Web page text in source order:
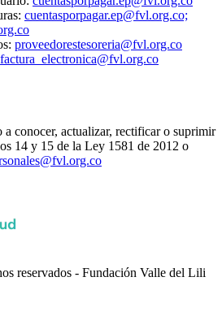
cuentasporpagar.ep@fvl.org.co;
proveedorestesoreria@fvl.org.co
factura_electronica@fvl.org.co
a conocer, actualizar, rectificar o suprimir
14 y 15 de la Ley 1581 de 2012 o
reservados - Fundación Valle del Lili